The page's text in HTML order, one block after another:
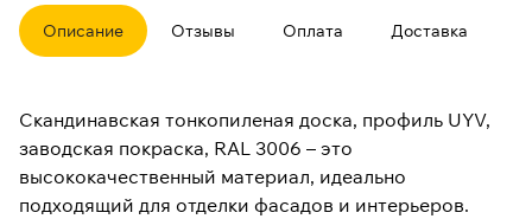
Описание Отзывы Оплата Доставка
Скандинавская тонкопиленая доска, профиль UYV,
заводская покраска, RAL 3006 – это
высококачественный материал, идеально
подходящий для отделки фасадов и интерьеров.